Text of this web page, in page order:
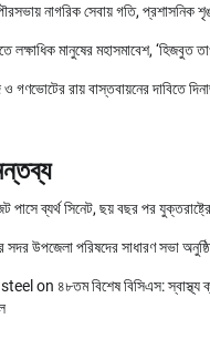
নাগরিক সেবায় গতি, প্রশাসনিক
লক্ষাধিক মানুষের মহাসমাবেশ, ‘হিজবুত
গণভোটের রায় বাস্তবায়নের দাবিতে
পাসে ব্যর্থ সিনেট, ছয় বছর পর
সদর উপজেলা পরিষদের সাধারণ সভা
on ৪৮তম বিশেষ বিসিএস: স্বাস্থ্য